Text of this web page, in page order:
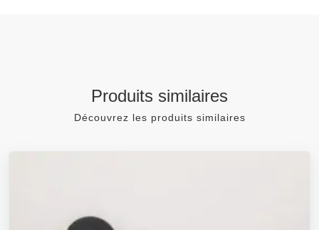
Produits similaires
Découvrez les produits similaires